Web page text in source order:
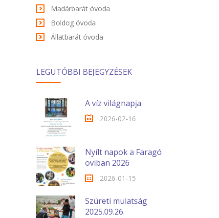
Madárbarát óvoda
Boldog óvoda
Állatbarát óvoda
LEGUTÓBBI BEJEGYZÉSEK
A víz világnapja
2026-02-16
Nyílt napok a Faragó
oviban 2026
2026-01-15
Szüreti mulatság
2025.09.26.